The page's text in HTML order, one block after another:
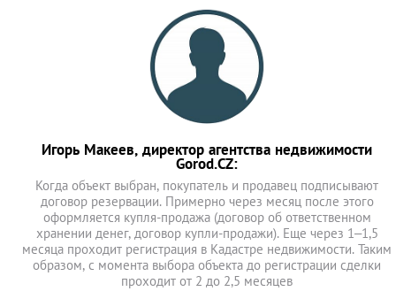
Игорь Макеев, директор агентства недвижимости
Gorod.CZ:
Когда объект выбран, покупатель и продавец подписывают
договор резервации. Примерно через месяц после этого
оформляется купля-продажа (договор об ответственном
хранении денег, договор купли-продажи). Еще через 1–1,5
месяца проходит регистрация в Кадастре недвижимости. Таким
образом, с момента выбора объекта до регистрации сделки
проходит от 2 до 2,5 месяцев